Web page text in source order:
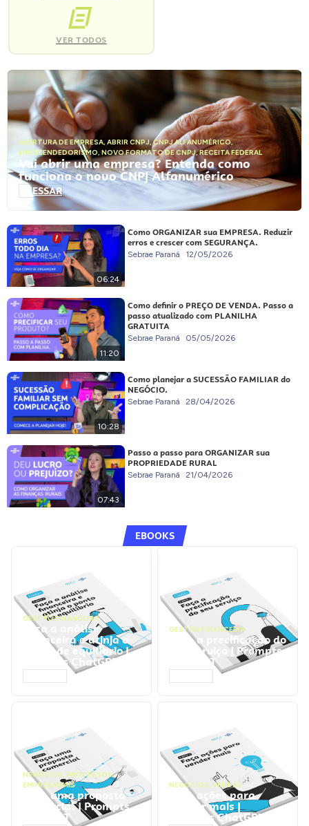
VER TODOS
ABERTURA DE EMPRESA, ABRIR CNPJ,CNPJ ALFANUMÉRICO,
EMPREENDEDORISMO, NOVO FORMATO DE CNPJ,RECEITA FEDERAL
Vai abrir uma empresa? Entenda como
funciona o novo CNPJ Alfanumérico
ACESSAR
06:24
Como ORGANIZAR sua EMPRESA. Reduzir
erros e crescer com SEGURANÇA.
Sebrae Paraná 12/05/2026
11:20
Como definir o PREÇO DE VENDA. Passo a
passo atualizado com PLANILHA
GRATUITA
Sebrae Paraná 05/05/2026
10:28
Como planejar a SUCESSÃO FAMILIAR do
NEGÓCIO.
Sebrae Paraná 28/04/2026
07:43
Passo a passo para ORGANIZAR sua
PROPRIEDADE RURAL
Sebrae Paraná 21/04/2026
EBOOKS
GESTÃO FINANCEIRA
Faça a análise
financeira e atinja o
ponto de equilíbrio |
Prompts ChatGPT
GESTÃO FINANCEIRA
Faça a precificação do
seu serviço | Prompts
ChatGPT
NEGÓCIOS, PROCESSOS
EMPRESARIAIS
Faça uma proposta
comercial | Prompts
ChatGPT
NEGÓCIOS, VENDAS
Faça ações para
vender mais |
Prompts ChatGPT